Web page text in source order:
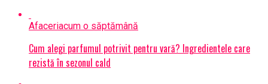
Afaceriacum o săptămână
Cum alegi parfumul potrivit pentru vară? Ingredientele care
rezistă în sezonul cald